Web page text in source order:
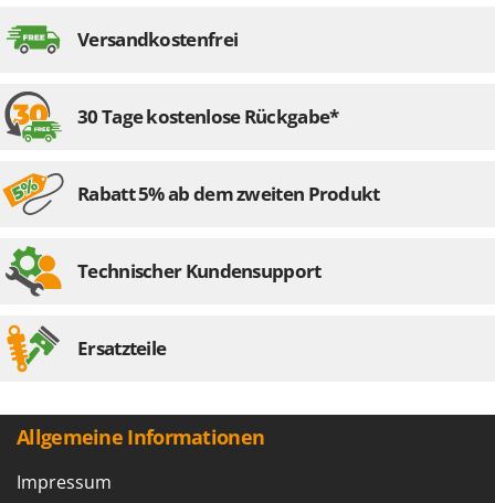
Versandkostenfrei
30 Tage kostenlose Rückgabe*
Rabatt 5% ab dem zweiten Produkt
Technischer Kundensupport
Ersatzteile
Allgemeine Informationen
Impressum